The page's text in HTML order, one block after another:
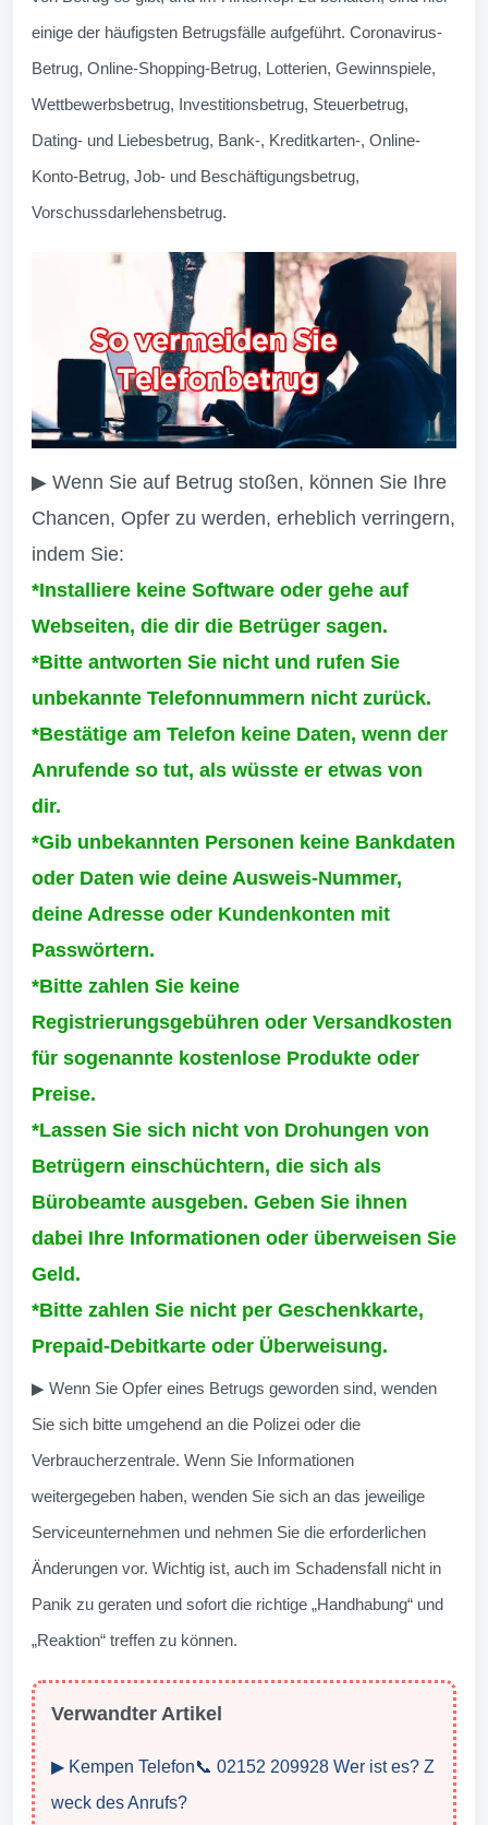
einige der häufigsten Betrugsfälle aufgeführt. Coronavirus-
Betrug, Online-Shopping-Betrug, Lotterien, Gewinnspiele,
Wettbewerbsbetrug, Investitionsbetrug, Steuerbetrug,
Dating- und Liebesbetrug, Bank-, Kreditkarten-, Online-
Konto-Betrug, Job- und Beschäftigungsbetrug,
Vorschussdarlehensbetrug.
▶ Wenn Sie auf Betrug stoßen, können Sie Ihre
Chancen, Opfer zu werden, erheblich verringern,
indem Sie:
*Installiere keine Software oder gehe auf
Webseiten, die dir die Betrüger sagen.
*Bitte antworten Sie nicht und rufen Sie
unbekannte Telefonnummern nicht zurück.
*Bestätige am Telefon keine Daten, wenn der
Anrufende so tut, als wüsste er etwas von
dir.
*Gib unbekannten Personen keine Bankdaten
oder Daten wie deine Ausweis-Nummer,
deine Adresse oder Kundenkonten mit
Passwörtern.
*Bitte zahlen Sie keine
Registrierungsgebühren oder Versandkosten
für sogenannte kostenlose Produkte oder
Preise.
*Lassen Sie sich nicht von Drohungen von
Betrügern einschüchtern, die sich als
Bürobeamte ausgeben. Geben Sie ihnen
dabei Ihre Informationen oder überweisen Sie
Geld.
*Bitte zahlen Sie nicht per Geschenkkarte,
Prepaid-Debitkarte oder Überweisung.
▶ Wenn Sie Opfer eines Betrugs geworden sind, wenden
Sie sich bitte umgehend an die Polizei oder die
Verbraucherzentrale. Wenn Sie Informationen
weitergegeben haben, wenden Sie sich an das jeweilige
Serviceunternehmen und nehmen Sie die erforderlichen
Änderungen vor. Wichtig ist, auch im Schadensfall nicht in
Panik zu geraten und sofort die richtige „Handhabung“ und
„Reaktion“ treffen zu können.
Verwandter Artikel
▶ Kempen Telefon📞 02152 209928 Wer ist es? Z
weck des Anrufs?